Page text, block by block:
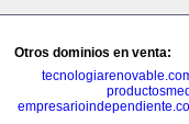
Otros dominios en venta: